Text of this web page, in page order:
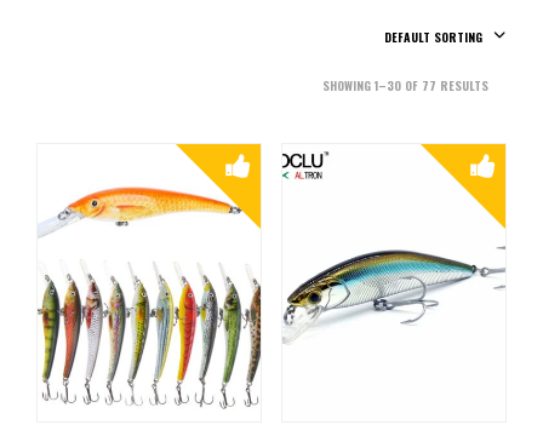
DEFAULT SORTING
SHOWING 1–30 OF 77 RESULTS